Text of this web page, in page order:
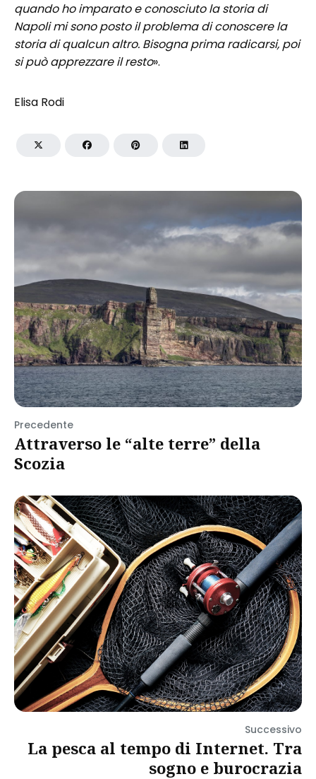
quando ho imparato e conosciuto la storia di
Napoli mi sono posto il problema di conoscere la
storia di qualcun altro. Bisogna prima radicarsi, poi
si può apprezzare il resto».
Elisa Rodi
Precedente
Attraverso le “alte terre” della
Scozia
Successivo
La pesca al tempo di Internet. Tra
sogno e burocrazia